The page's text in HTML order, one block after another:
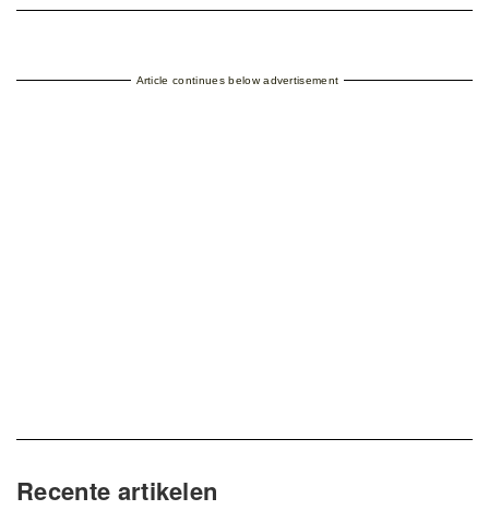
Article continues below advertisement
Recente artikelen